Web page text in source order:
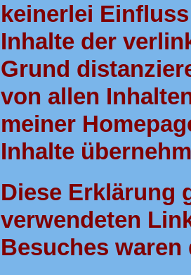
keinerlei
Inhalte der
Grund
von allen
meiner
Inhalte
Diese Erklärung
verwendeten
Besuches